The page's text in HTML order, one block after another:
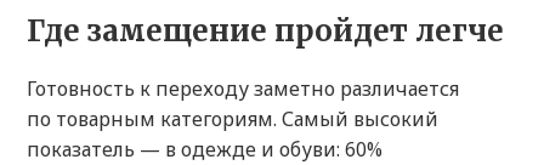
Где замещение пройдет легче
Готовность к переходу заметно различается
по товарным категориям. Самый высокий
показатель — в одежде и обуви: 60%